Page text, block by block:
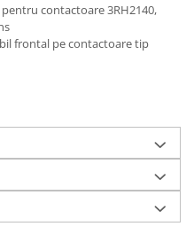
contactoare 3RH2140,
frontal pe contactoare tip